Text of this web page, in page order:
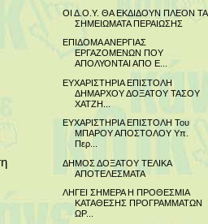
ΟΙ Δ.Ο.Υ. ΘΑ ΕΚΔΙΔΟΥΝ ΠΛΕΟΝ ΤΑ
ΣΗΜΕΙΩΜΑΤΑ ΠΕΡΑΙΩΣΗΣ
ΕΠΙΔΟΜΑ ΑΝΕΡΓΙΑΣ
ΕΡΓΑΖΟΜΕΝΩΝ ΠΟΥ
ΑΠΟΛΥΟΝΤΑΙ ΑΠΟ Ε...
ΕΥΧΑΡΙΣΤΗΡΙΑ ΕΠΙΣΤΟΛΗ
ΔΗΜΑΡΧΟΥ ΔΟΞΑΤΟΥ ΤΑΣΟΥ
ΧΑΤΖΗ...
ΕΥΧΑΡΙΣΤΗΡΙΑ ΕΠΙΣΤΟΛΗ Του
ΜΠΑΡΟΥ ΑΠΟΣΤΟΛΟΥ Υπ.
Περ...
ΔΗΜΟΣ ΔΟΞΑΤΟΥ ΤΕΛΙΚΑ
ΑΠΟΤΕΛΕΣΜΑΤΑ
ΛΗΓΕΙ ΣΗΜΕΡΑ Η ΠΡΟΘΕΣΜΙΑ
ΚΑΤΑΘΕΣΗΣ ΠΡΟΓΡΑΜΜΑΤΩΝ
ΩΡ...